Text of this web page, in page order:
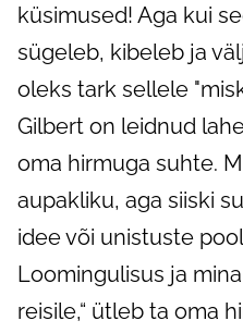
küsimused! Aga kui
sügeleb, kibeleb ja
oleks tark sellele
Gilbert on leidnud
oma hirmuga suhte.
aupakliku, aga siiski
idee või unistuste
Loomingulisus ja
reisile,“ ütleb ta oma